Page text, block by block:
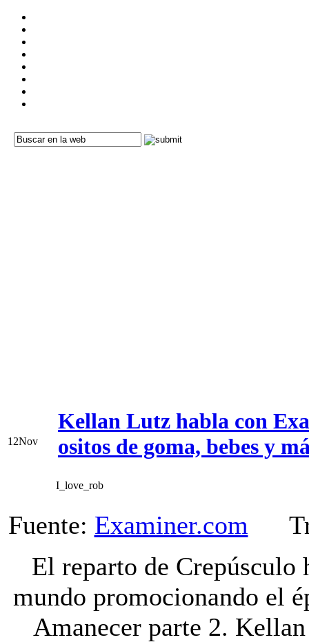
12Nov
Kellan Lutz habla con
ositos de goma, bebes y
I_love_rob
Fuente: Examiner.com
El reparto de Crepúsculo
mundo promocionando el
Amanecer parte 2.